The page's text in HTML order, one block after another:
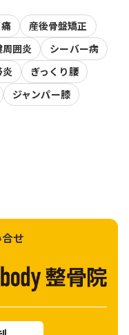
産後骨盤矯正
囲炎
シーバー病
ぎっくり腰
ジャンパー膝
せ